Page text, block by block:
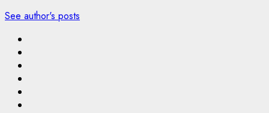
See author's posts